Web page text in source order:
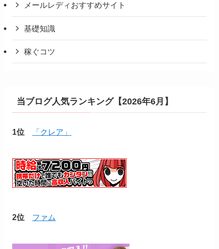
メールレディおすすめサイト
基礎知識
稼ぐコツ
当ブログ人気ランキング【2026年6月】
1位 「クレア」
2位 ファム